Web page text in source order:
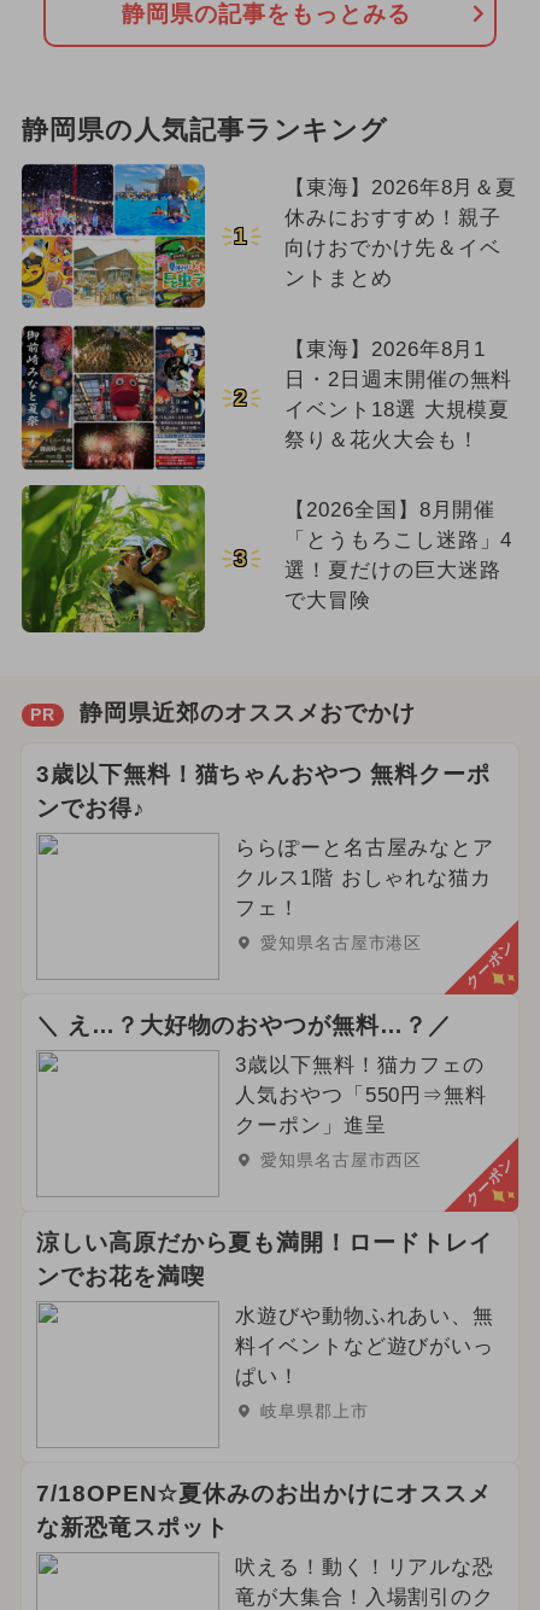
静岡県の記事をもっとみる
静岡県の人気記事ランキング
1
【東海】2026年8月＆夏
休みにおすすめ！親子
向けおでかけ先＆イベ
ントまとめ
2
【東海】2026年8月1
日・2日週末開催の無料
イベント18選 大規模夏
祭り＆花火大会も！
3
【2026全国】8月開催
「とうもろこし迷路」4
選！夏だけの巨大迷路
で大冒険
PR 静岡県近郊のオススメおでかけ
3歳以下無料！猫ちゃんおやつ 無料クーポ
ンでお得♪
ららぽーと名古屋みなとア
クルス1階 おしゃれな猫カ
フェ！
愛知県名古屋市港区 クーポン
＼ え…？大好物のおやつが無料…？／
3歳以下無料！猫カフェの
人気おやつ「550円⇒無料
クーポン」進呈
愛知県名古屋市西区 クーポン
涼しい高原だから夏も満開！ロードトレイ
ンでお花を満喫
水遊びや動物ふれあい、無
料イベントなど遊びがいっ
ぱい！
岐阜県郡上市
7/18OPEN☆夏休みのお出かけにオススメ
な新恐竜スポット
吠える！動く！リアルな恐
竜が大集合！入場割引のク